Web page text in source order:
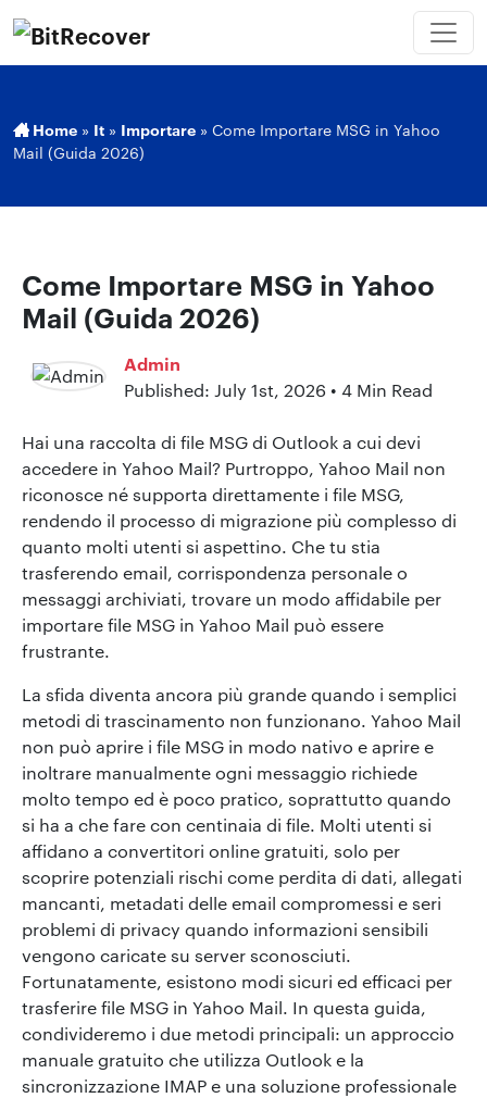
Home » It » Importare » Come Importare MSG in Yahoo
Mail (Guida 2026)
Come Importare MSG in Yahoo
Mail (Guida 2026)
Admin
Published: July 1st, 2026 • 4 Min Read
Hai una raccolta di file MSG di Outlook a cui devi
accedere in Yahoo Mail? Purtroppo, Yahoo Mail non
riconosce né supporta direttamente i file MSG,
rendendo il processo di migrazione più complesso di
quanto molti utenti si aspettino. Che tu stia
trasferendo email, corrispondenza personale o
messaggi archiviati, trovare un modo affidabile per
importare file MSG in Yahoo Mail può essere
frustrante.
La sfida diventa ancora più grande quando i semplici
metodi di trascinamento non funzionano. Yahoo Mail
non può aprire i file MSG in modo nativo e aprire e
inoltrare manualmente ogni messaggio richiede
molto tempo ed è poco pratico, soprattutto quando
si ha a che fare con centinaia di file. Molti utenti si
affidano a convertitori online gratuiti, solo per
scoprire potenziali rischi come perdita di dati, allegati
mancanti, metadati delle email compromessi e seri
problemi di privacy quando informazioni sensibili
vengono caricate su server sconosciuti.
Fortunatamente, esistono modi sicuri ed efficaci per
trasferire file MSG in Yahoo Mail. In questa guida,
condivideremo i due metodi principali: un approccio
manuale gratuito che utilizza Outlook e la
sincronizzazione IMAP e una soluzione professionale